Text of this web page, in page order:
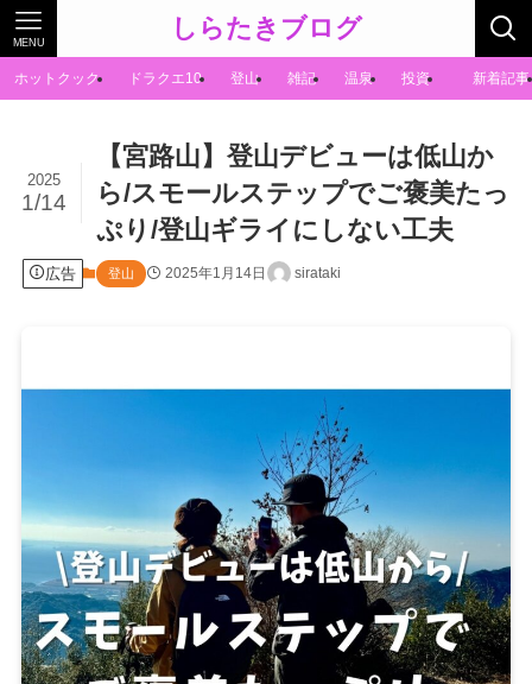
しらたきブログ
MENU
ホットクック ドラクエ10 登山 雑記 温泉 投資 新着記事
【宮路山】登山デビューは低山か
ら/スモールステップでご褒美たっ
ぷり/登山ギライにしない工夫
2025
1/14
広告 登山 2025年1月14日 sirataki